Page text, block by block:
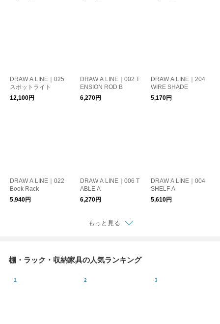
DRAW A LINE｜025
スポットライト
12,100円
DRAW A LINE｜002 T
ENSION ROD B
6,270円
DRAW A LINE｜204
WIRE SHADE
5,170円
DRAW A LINE｜022
Book Rack
5,940円
DRAW A LINE｜006 T
ABLE A
6,270円
DRAW A LINE｜004
SHELF A
5,610円
もっと見る
棚・ラック・収納家具の人気ランキング